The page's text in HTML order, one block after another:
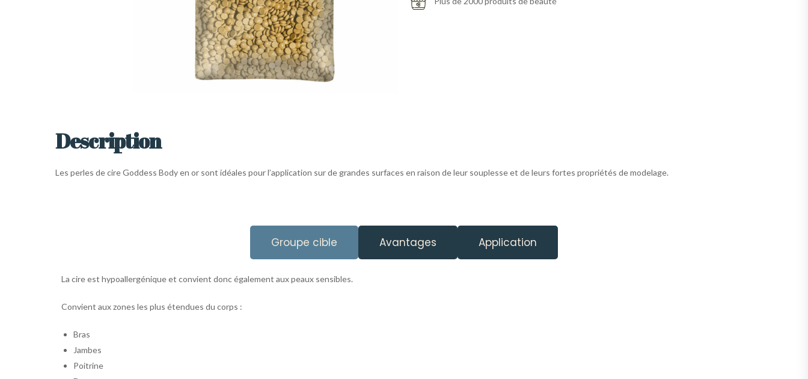
Description
Les perles de cire Goddess Body en or sont idéales pour l’application sur de grandes surfaces en raison de leur souplesse et de leurs fortes propriétés de modelage.
Groupe cible Avantages Application
La cire est hypoallergénique et convient donc également aux peaux sensibles.
Convient aux zones les plus étendues du corps :
Bras
Jambes
Poitrine